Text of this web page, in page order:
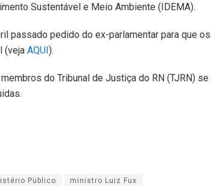
Sustentável e Meio Ambiente (IDEMA).
passado pedido do ex-parlamentar para que os
(veja AQUI).
do Tribunal de Justiça do RN (TJRN) se
Público ministro Luiz Fux